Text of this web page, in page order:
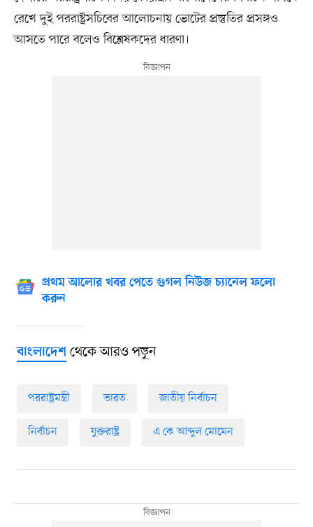
রেখে দুই পররাষ্ট্রসচিবের আলোচনায় ভোটের প্রস্তুতির প্রসঙ্গও
আসতে পারে বলেও বিশ্লেষকদের ধারণা।
প্রথম আলোর খবর পেতে গুগল নিউজ চ্যানেল ফলো
করুন
বাংলাদেশথেকে আরও পড়ুন
পররাষ্ট্রমন্ত্রী ভারত জাতীয় নির্বাচন
নির্বাচন যুক্তরাষ্ট্র এ কে আব্দুল মোমেন